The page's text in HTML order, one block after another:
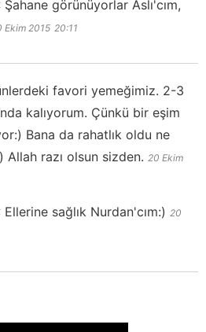
Şahane görünüyorlar Aslı'cım,
Ekim 2015 20:11
favori yemeğimiz. 2-3
kalıyorum. Çünkü bir eşim
Bana da rahatlık oldu ne
Allah razı olsun sizden. 20 Ekim
Ellerine sağlık Nurdan'cım:) 20